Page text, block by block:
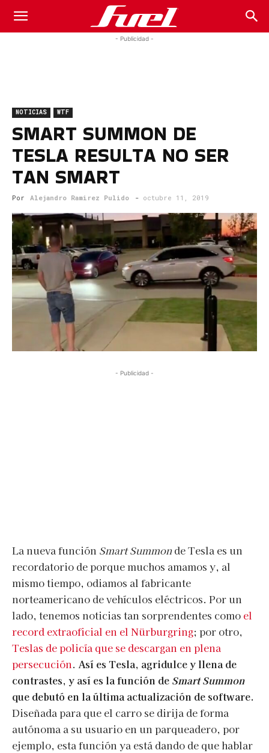
Fuel
Magazine
- Publicidad -
NOTICIAS WTF
SMART SUMMON DE
TESLA RESULTA NO SER
TAN SMART
Por Alejandro Ramirez Pulido - octubre 11, 2019
- Publicidad -
La nueva función Smart Summonde Tesla es un
recordatorio de porque muchos amamos y, al
mismo tiempo, odiamos al fabricante
norteamericano de vehículos eléctricos. Por un
lado, tenemos noticias tan sorprendentes como el
record extraoficial en el Nürburgring; por otro,
Teslas de policía que se descargan en plena
persecución. Así es Tesla, agridulce y llena de
contrastes, y así es la función de Smart Summon
que debutó en la última actualización de software.
Diseñada para que el carro se dirija de forma
autónoma a su usuario en un parqueadero, por
ejemplo, esta función ya está dando de que hablar